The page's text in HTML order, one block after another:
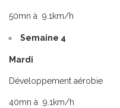
50mn à 9.1km/h
Semaine 4
Mardi
Développement aérobie
40mn à 9.1km/h